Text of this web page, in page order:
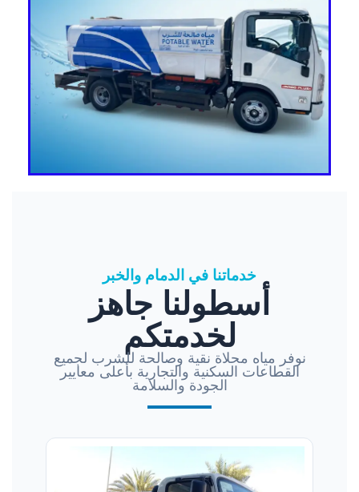
خدماتنا في الدمام والخبر
أسطولنا جاهز
لخدمتكم
نوفر مياه محلاة نقية وصالحة للشرب لجميع
القطاعات السكنية والتجارية بأعلى معايير
الجودة والسلامة